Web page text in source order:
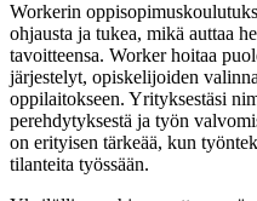
Workerin
ohjausta ja tukea, mikä auttaa
tavoitteensa. Worker hoitaa
järjestelyt, opiskelijoiden
oppilaitokseen. Yrityksestäsi
perehdytyksestä ja työn
on erityisen tärkeää, kun
tilanteita työssään.